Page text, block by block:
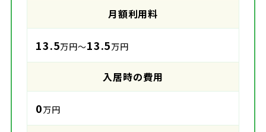
月額利用料
13.5万円～13.5万円
入居時の費用
0万円